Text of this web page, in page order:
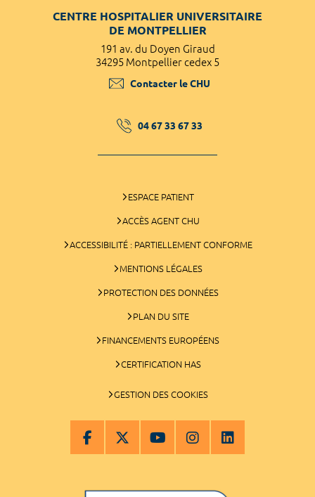
CENTRE HOSPITALIER UNIVERSITAIRE
DE MONTPELLIER
191 av. du Doyen Giraud
34295 Montpellier cedex 5
Contacter le CHU
04 67 33 67 33
ESPACE PATIENT
ACCÈS AGENT CHU
ACCESSIBILITÉ : PARTIELLEMENT CONFORME
MENTIONS LÉGALES
PROTECTION DES DONNÉES
PLAN DU SITE
FINANCEMENTS EUROPÉENS
CERTIFICATION HAS
GESTION DES COOKIES